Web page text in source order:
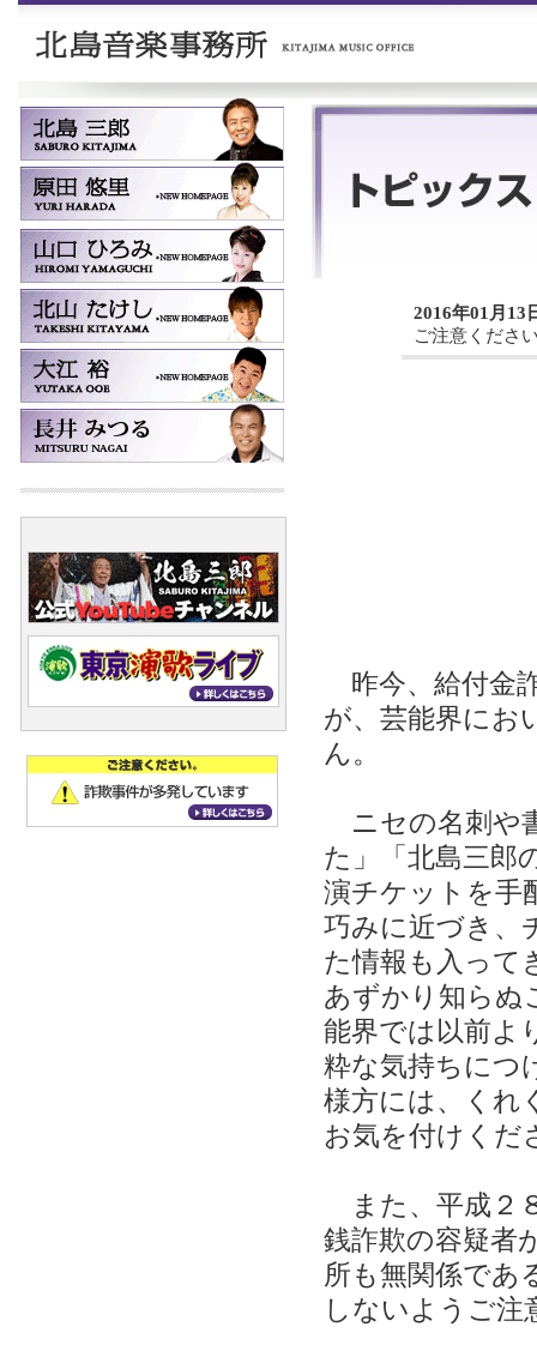
2016年01月13
ご注意くださ
昨今、給付金
が、芸能界にお
ん。
ニセの名刺や
た」「北島三郎
演チケットを手
巧みに近づき、
た情報も入って
あずかり知らぬ
能界では以前よ
粋な気持ちにつ
様方には、くれ
お気を付けくだ
また、平成２
銭詐欺の容疑者
所も無関係であ
しないようご注